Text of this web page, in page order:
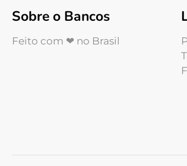
Sobre o Bancos
Feito com ❤ no Brasil